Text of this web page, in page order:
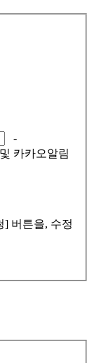
-
카카오알림
] 버튼을, 수정